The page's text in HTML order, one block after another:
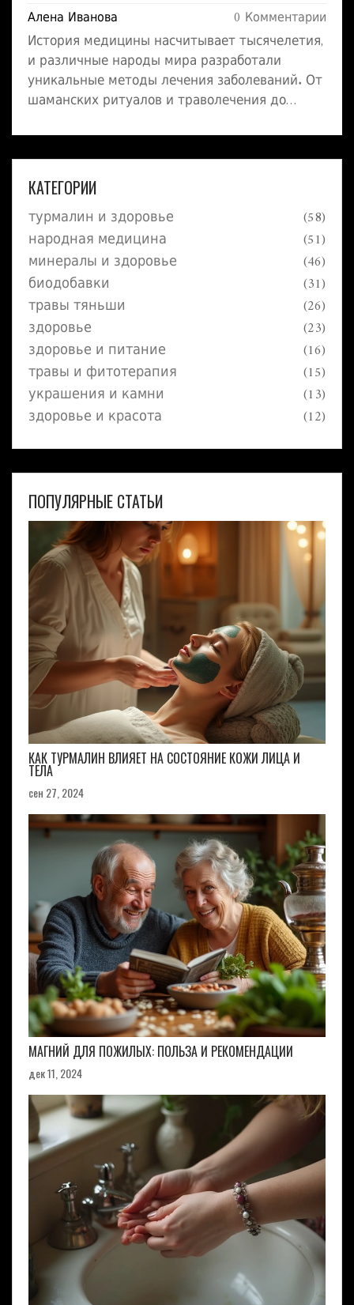
Алена Иванова 0 Комментарии
История медицины насчитывает тысячелетия,
и различные народы мира разработали
уникальные методы лечения заболеваний. От
шаманских ритуалов и траволечения до
Аюрведы, эти древние практики до сих пор
оказывают влияние на современную
медицину. Рассматриваем наследие культур
и их вклад в здравоохранение.
КАТЕГОРИИ
турмалин и здоровье (58)
народная медицина (51)
минералы и здоровье (46)
биодобавки (31)
травы тяньши (26)
здоровье (23)
здоровье и питание (16)
травы и фитотерапия (15)
украшения и камни (13)
здоровье и красота (12)
ПОПУЛЯРНЫЕ СТАТЬИ
КАК ТУРМАЛИН ВЛИЯЕТ НА СОСТОЯНИЕ КОЖИ ЛИЦА И
ТЕЛА
сен 27, 2024
МАГНИЙ ДЛЯ ПОЖИЛЫХ: ПОЛЬЗА И РЕКОМЕНДАЦИИ
дек 11, 2024